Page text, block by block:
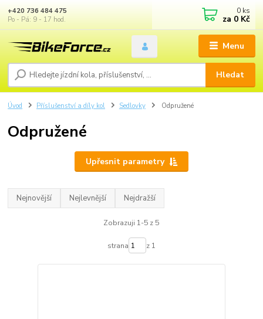
Menu
Hledat
+420 736 484 475
Po - Pá: 9 - 17 hod.
0 ks
za 0 Kč
Úvod Příslušenství a díly kol Sedlovky Odpružené
Odpružené
Upřesnit parametry
Nejnovější Nejlevnější Nejdražší
Zobrazuji 1-5 z 5
strana z 1